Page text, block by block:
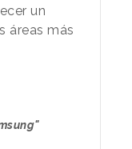
un
áreas más